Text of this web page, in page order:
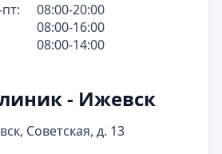
08:00-20:00
08:00-16:00
08:00-14:00
- Ижевск
Советская, д. 13